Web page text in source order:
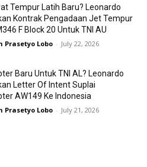
Tempur Latih Baru? Leonardo
Kontrak Pengadaan Jet Tempur
F Block 20 Untuk TNI AU
Prasetyo Lobo - July 22, 2026
Baru Untuk TNI AL? Leonardo
Letter Of Intent Suplai
AW149 Ke Indonesia
Prasetyo Lobo - July 21, 2026